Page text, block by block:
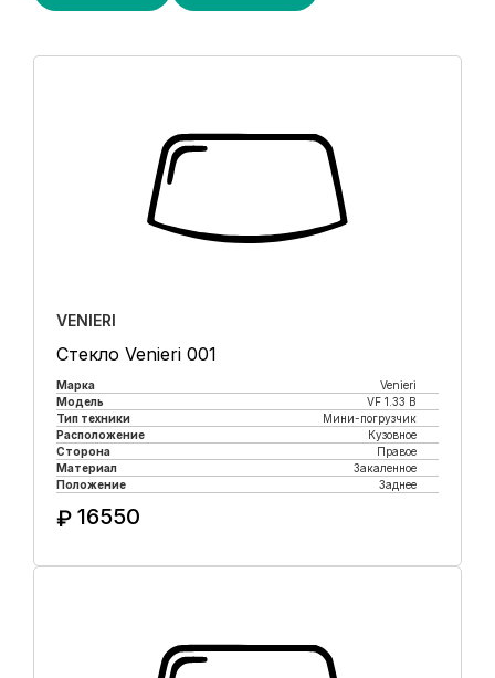
VENIERI
Стекло Venieri 001
Марка
Venieri
Модель
VF 1.33 B
Тип техники
Мини-погрузчик
Расположение
Кузовное
Сторона
Правое
Материал
Закаленное
Положение
Заднее
₽ 16550